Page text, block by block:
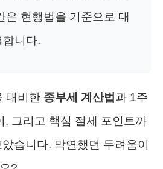
은 현행법을 기준으로 대
니다.
대비한 종부세 계산법 과 1주
, 그리고 핵심 절세 포인트까
습니다. 막연했던 두려움이